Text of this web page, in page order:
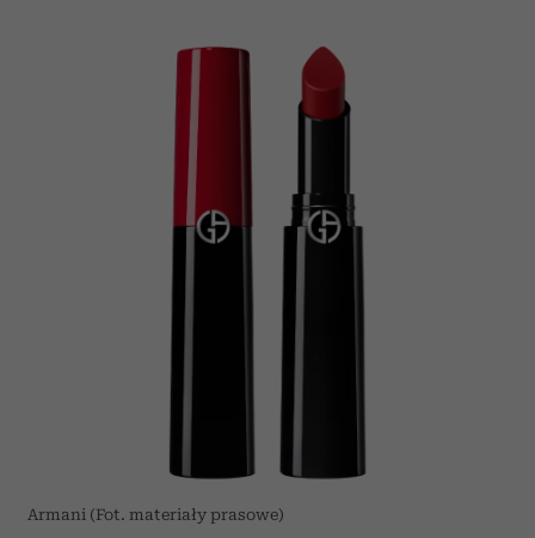
Armani (Fot. materiały prasowe)